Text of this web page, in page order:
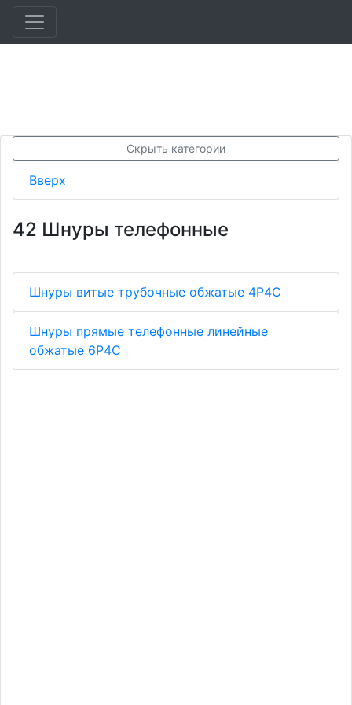
Скрыть категории
Вверх
42 Шнуры телефонные
Шнуры витые трубочные обжатые 4Р4С
Шнуры прямые телефонные линейные
обжатые 6Р4С